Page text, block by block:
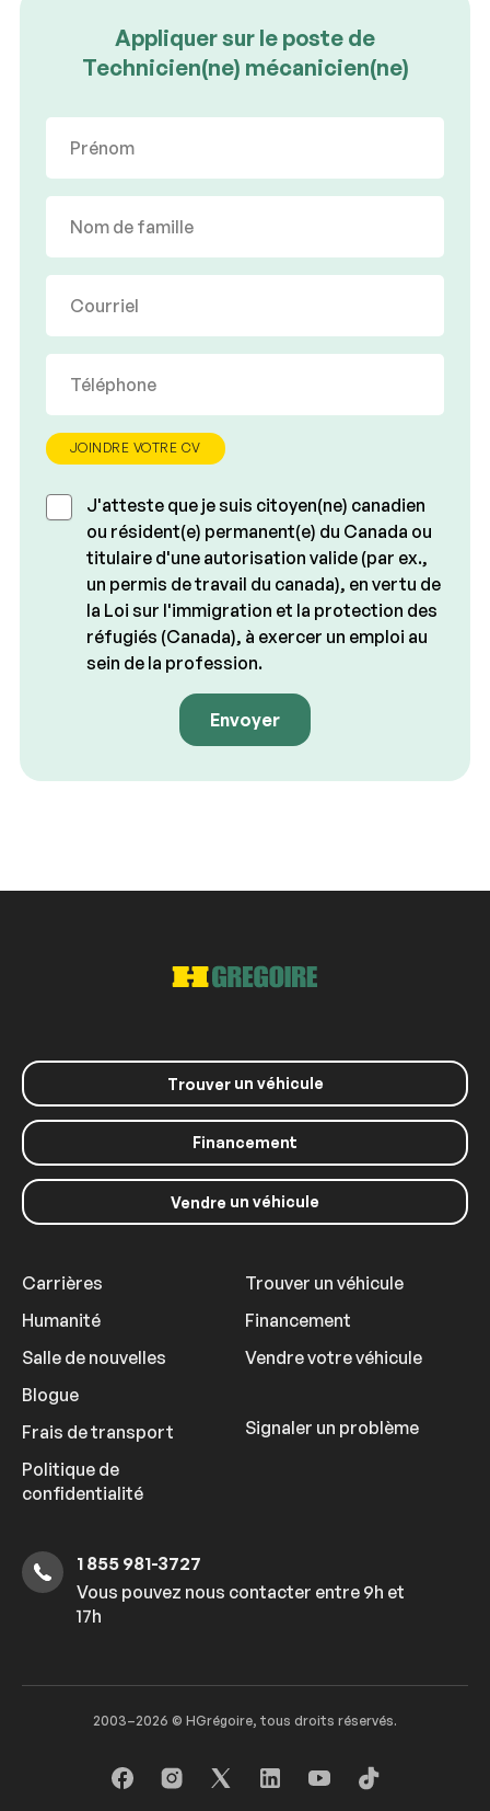
Appliquer sur le poste de
Technicien(ne) mécanicien(ne)
JOINDRE VOTRE CV
J'atteste que je suis citoyen(ne) canadien
ou résident(e) permanent(e) du Canada ou
titulaire d'une autorisation valide (par ex.,
un permis de travail du canada), en vertu de
la Loi sur l'immigration et la protection des
réfugiés (Canada), à exercer un emploi au
sein de la profession.
Envoyer
Trouverun véhicule
Financement
Vendre un véhicule
Carrières
Humanité
Salle de nouvelles
Blogue
Frais de transport
Politique de
confidentialité
Trouver un véhicule
Financement
Vendre votre véhicule
Signaler un problème
1 855 981-3727
Vous pouvez nous contacter entre 9h et
17h
2003–2026 © HGrégoire, tous droits réservés.